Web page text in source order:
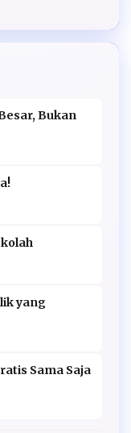
Bukan
yang
Sama Saja